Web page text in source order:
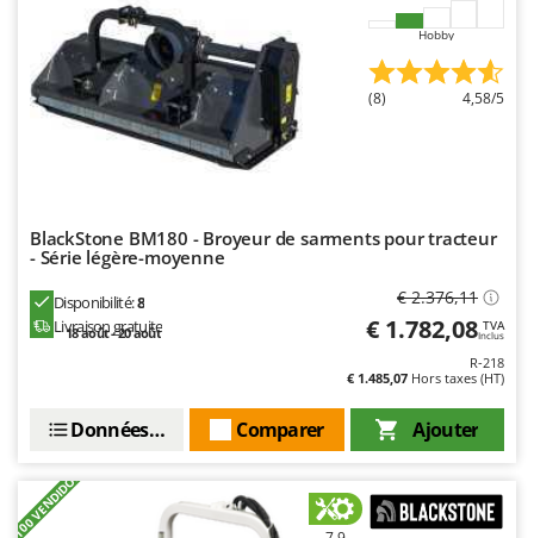
OMA
Omas
Ompagrill
P
Palumbo Pavi
Philips
Prismafood
Hobby
(8) 4,58/5
BlackStone BM180 - Broyeur de sarments pour tracteur
- Série légère-moyenne
Disponibilité:8
Livraison gratuite
18 août - 20 août
€ 2.376,11
€ 1.782,08 TVA
Inclus
R-218
€ 1.485,07 Hors taxes (HT)
Ajouter
Comparer
Données techniques
+100 VENDIDOS